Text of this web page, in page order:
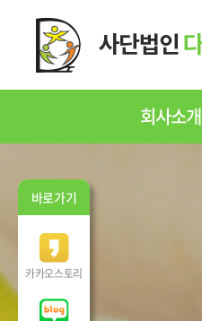
회사소개
바로가기
카카오스토리